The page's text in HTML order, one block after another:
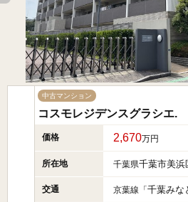
中古マンション
コスモレジデンスグラシエ.
価格 2,670万円
所在地 千葉県千葉市美浜
交通 京葉線「 千葉みな